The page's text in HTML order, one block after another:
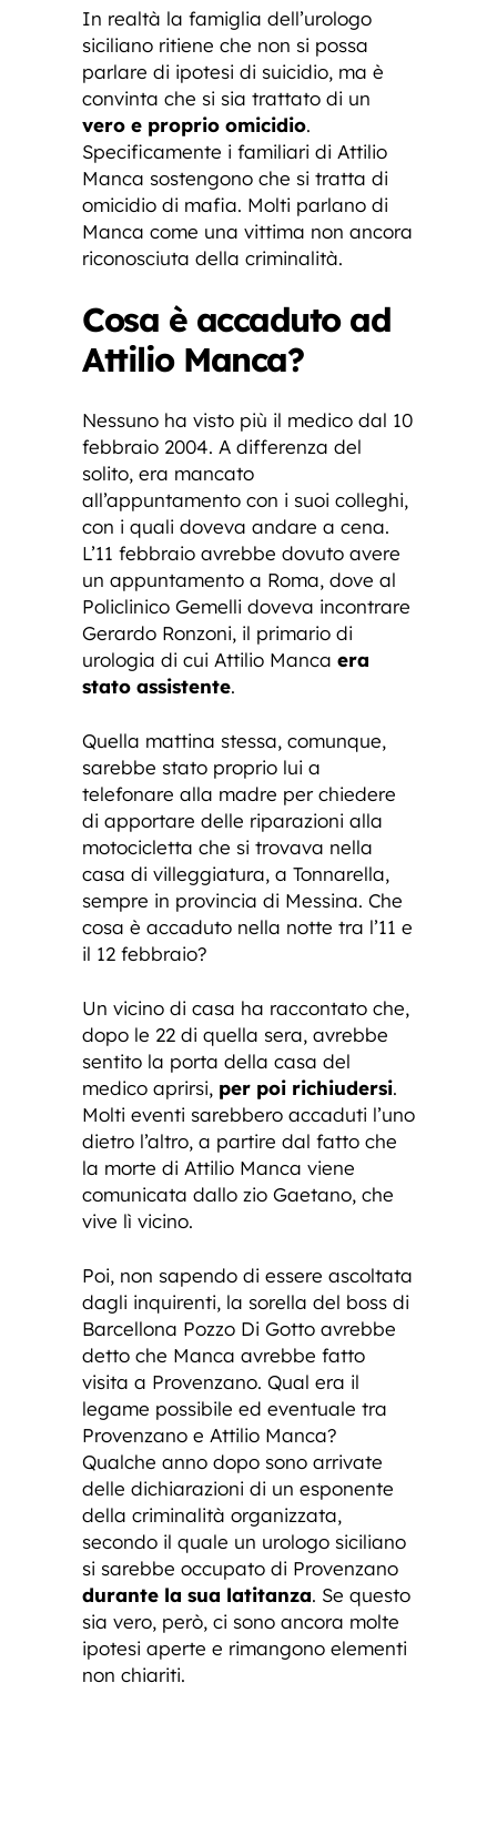
In realtà la famiglia dell’urologo
siciliano ritiene che non si possa
parlare di ipotesi di suicidio, ma è
convinta che si sia trattato di un
vero e proprio omicidio.
Specificamente i familiari di Attilio
Manca sostengono che si tratta di
omicidio di mafia. Molti parlano di
Manca come una vittima non ancora
riconosciuta della criminalità.
Cosa è accaduto ad
Attilio Manca?
Nessuno ha visto più il medico dal 10
febbraio 2004. A differenza del
solito, era mancato
all’appuntamento con i suoi colleghi,
con i quali doveva andare a cena.
L’11 febbraio avrebbe dovuto avere
un appuntamento a Roma, dove al
Policlinico Gemelli doveva incontrare
Gerardo Ronzoni, il primario di
urologia di cui Attilio Manca era
stato assistente.
Quella mattina stessa, comunque,
sarebbe stato proprio lui a
telefonare alla madre per chiedere
di apportare delle riparazioni alla
motocicletta che si trovava nella
casa di villeggiatura, a Tonnarella,
sempre in provincia di Messina. Che
cosa è accaduto nella notte tra l’11 e
il 12 febbraio?
Un vicino di casa ha raccontato che,
dopo le 22 di quella sera, avrebbe
sentito la porta della casa del
medico aprirsi, per poi richiudersi.
Molti eventi sarebbero accaduti l’uno
dietro l’altro, a partire dal fatto che
la morte di Attilio Manca viene
comunicata dallo zio Gaetano, che
vive lì vicino.
Poi, non sapendo di essere ascoltata
dagli inquirenti, la sorella del boss di
Barcellona Pozzo Di Gotto avrebbe
detto che Manca avrebbe fatto
visita a Provenzano. Qual era il
legame possibile ed eventuale tra
Provenzano e Attilio Manca?
Qualche anno dopo sono arrivate
delle dichiarazioni di un esponente
della criminalità organizzata,
secondo il quale un urologo siciliano
si sarebbe occupato di Provenzano
durante la sua latitanza. Se questo
sia vero, però, ci sono ancora molte
ipotesi aperte e rimangono elementi
non chiariti.